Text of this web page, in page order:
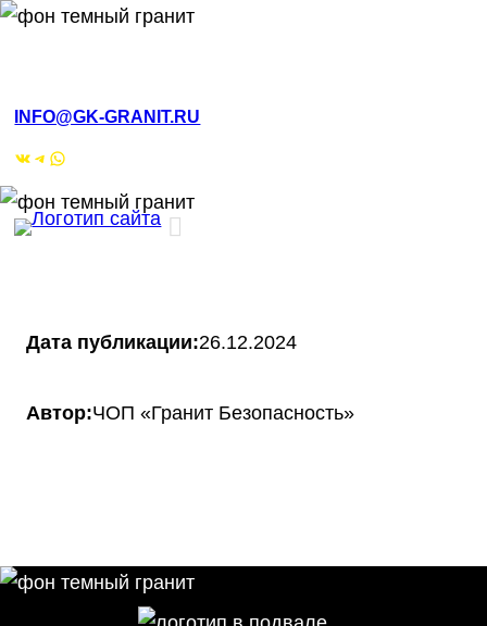
INFO@GK-GRANIT.RU
ВКонтакте
Telegram
WhatsApp
Дата публикации:26.12.2024
Автор:ЧОП «Гранит Безопасность»